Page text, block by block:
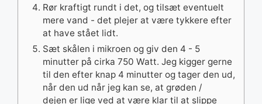
Rør kraftigt rundt i det, og tilsæt eventuelt
mere vand - det plejer at være tykkere efter
at have stået lidt.
Sæt skålen i mikroen og giv den 4 - 5
minutter på cirka 750 Watt. Jeg kigger gerne
til den efter knap 4 minutter og tager den ud,
når den ud når jeg kan se, at grøden /
dejen er lige ved at være klar til at slippe